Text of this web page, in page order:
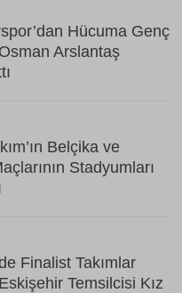
Hücuma Genç
Arslantaş
Belçika ve
Stadyumları
Finalist Takımlar
Temsilcisi Kız